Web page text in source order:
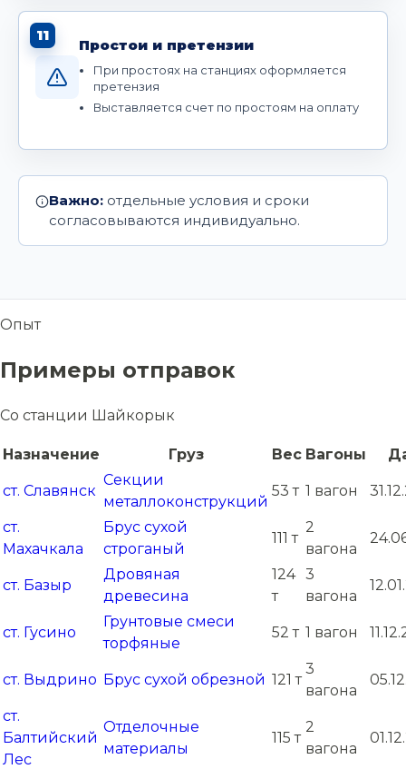
11
Простои и претензии
При простоях на станциях оформляется
претензия
Выставляется счет по простоям на оплату
Важно: отдельные условия и сроки
согласовываются индивидуально.
Опыт
Примеры отправок
Со станции Шайкорык
Назначение Груз Вес Вагоны
ст. Славянск
Секции
металлоконструкций
53 т 1 вагон
ст.
Махачкала
Брус сухой
строганый
111 т
2
вагона
ст. Базыр
Дровяная
древесина
124
т
3
вагона
ст. Гусино
Грунтовые смеси
торфяные
52 т 1 вагон
ст. Выдрино Брус сухой обрезной 121 т
3
вагона
ст.
Балтийский
Лес
Отделочные
материалы
115 т
2
вагона